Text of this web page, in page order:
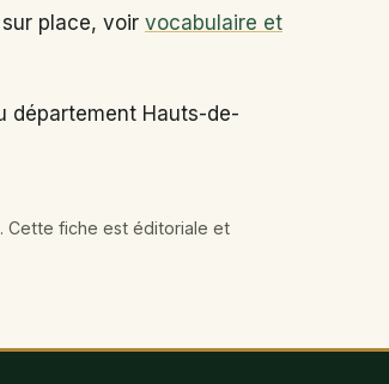
place, voir vocabulaire et
département Hauts-de-
Cette fiche est éditoriale et